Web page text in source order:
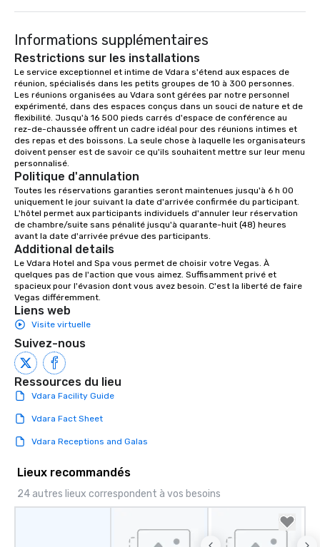
Informations supplémentaires
Restrictions sur les installations
Le service exceptionnel et intime de Vdara s'étend aux espaces de
réunion, spécialisés dans les petits groupes de 10 à 300 personnes.
Les réunions organisées au Vdara sont gérées par notre personnel
expérimenté, dans des espaces conçus dans un souci de nature et de
flexibilité. Jusqu'à 16 500 pieds carrés d'espace de conférence au
rez-de-chaussée offrent un cadre idéal pour des réunions intimes et
des repas et des boissons. La seule chose à laquelle les organisateurs
doivent penser est de savoir ce qu'ils souhaitent mettre sur leur menu
personnalisé.
Politique d'annulation
Toutes les réservations garanties seront maintenues jusqu'à 6 h 00
uniquement le jour suivant la date d'arrivée confirmée du participant.
L'hôtel permet aux participants individuels d'annuler leur réservation
de chambre/suite sans pénalité jusqu'à quarante-huit (48) heures
avant la date d'arrivée prévue des participants.
Additional details
Le Vdara Hotel and Spa vous permet de choisir votre Vegas. À
quelques pas de l'action que vous aimez. Suffisamment privé et
spacieux pour l'évasion dont vous avez besoin. C'est la liberté de faire
Vegas différemment.
Liens web
Visite virtuelle
Suivez-nous
Ressources du lieu
Vdara Facility Guide
Vdara Fact Sheet
Vdara Receptions and Galas
Lieux recommandés
24 autres lieux correspondent à vos besoins